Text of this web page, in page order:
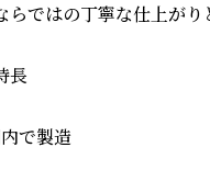
らではの丁寧な仕上が
長
内で製造